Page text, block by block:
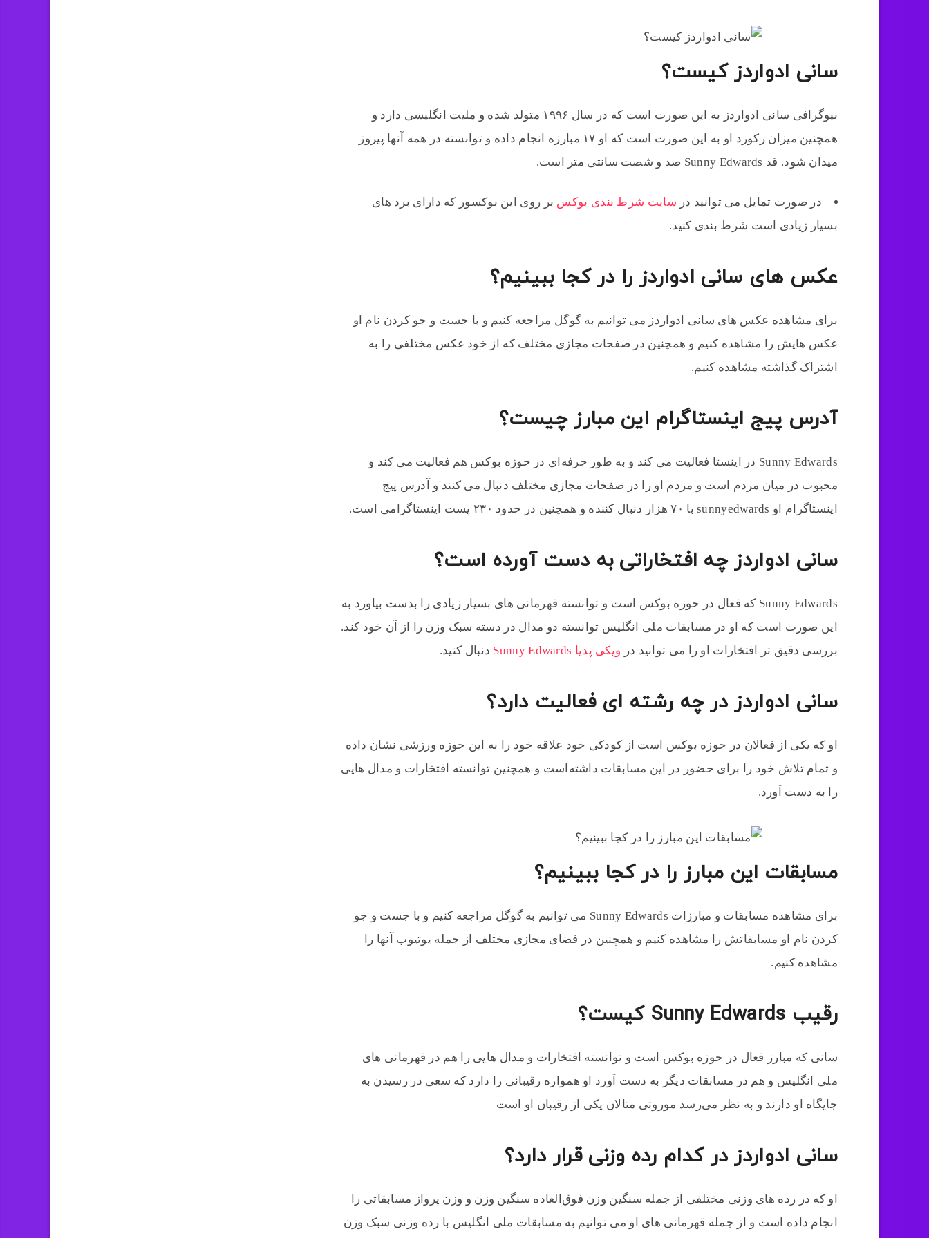
سانی ادواردز کیست؟
بیوگرافی سانی ادواردز به این صورت است که در سال ۱۹۹۶ متولد شده و ملیت انگلیسی دارد و
همچنین میزان رکورد او به این صورت است که او ۱۷ مبارزه انجام داده و توانسته در همه آنها پیروز
میدان شود. قد Sunny Edwards صد و شصت سانتی متر است.
در صورت تمایل می توانید در سایت شرط بندی بوکس بر روی این بوکسور که دارای برد های
بسیار زیادی است شرط بندی کنید.
عکس های سانی ادواردز را در کجا ببینیم؟
برای مشاهده عکس های سانی ادواردز می توانیم به گوگل مراجعه کنیم و با جست و جو کردن نام او
عکس هایش را مشاهده کنیم و همچنین در صفحات مجازی مختلف که از خود عکس مختلفی را به
اشتراک گذاشته مشاهده کنیم.
آدرس پیج اینستاگرام این مبارز چیست؟
Sunny Edwards در اینستا فعالیت می‌ کند و به طور حرفه‌ای در حوزه بوکس هم فعالیت می کند و
محبوب در میان مردم است و مردم او را در صفحات مجازی مختلف دنبال می کنند و آدرس پیج
اینستاگرام او sunnyedwards با ۷۰ هزار دنبال کننده و همچنین در حدود ۲۳۰ پست اینستاگرامی است.
سانی ادواردز چه افتخاراتی به دست آورده است؟
Sunny Edwards که فعال در حوزه بوکس است و توانسته قهرمانی های بسیار زیادی را بدست بیاورد به
این صورت است که او در مسابقات ملی انگلیس توانسته دو مدال در دسته سبک وزن را از آن خود کند.
بررسی دقیق تر افتخارات او را می توانید در ویکی پدیا Sunny Edwards دنبال کنید.
سانی ادواردز در چه رشته ای فعالیت دارد؟
او که یکی از فعالان در حوزه بوکس است از کودکی خود علاقه خود را به این حوزه ورزشی نشان داده
و تمام تلاش خود را برای حضور در این مسابقات داشته‌است و همچنین توانسته افتخارات و مدال هایی
را به دست آورد.
مسابقات این مبارز را در کجا ببینیم؟
برای مشاهده مسابقات و مبارزات Sunny Edwards می توانیم به گوگل مراجعه کنیم و با جست و جو
کردن نام او مسابقاتش را مشاهده کنیم و همچنین در فضای مجازی مختلف از جمله یوتیوب آنها را
مشاهده کنیم.
رقیب Sunny Edwards کیست؟
سانی که مبارز فعال در حوزه بوکس است و توانسته افتخارات و مدال هایی را هم در قهرمانی های
ملی انگلیس و هم در مسابقات دیگر به دست آورد او همواره رقیبانی را دارد که سعی در رسیدن به
جایگاه او دارند و به نظر می‌رسد موروتی متالان یکی از رقیبان او است
سانی ادواردز در کدام رده وزنی قرار دارد؟
او که در رده های وزنی مختلفی از جمله سنگین وزن فوق‌العاده سنگین وزن و وزن پرواز مسابقاتی را
انجام داده است و از جمله قهرمانی های او می توانیم به مسابقات ملی انگلیس با رده وزنی سبک وزن